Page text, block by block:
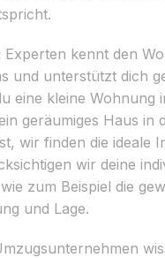
Experten kennt den
und unterstützt dich
eine kleine Wohnung
geräumiges Haus in
wir finden die ideale
wir deine
zum Beispiel die
und Lage.